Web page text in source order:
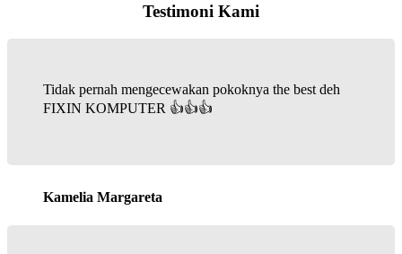
Testimoni Kami
Tidak pernah mengecewakan pokoknya the best deh
FIXIN KOMPUTER 👍👍👍
Kamelia Margareta